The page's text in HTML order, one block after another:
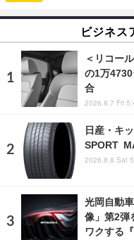
ビジネス
＜リコー
の1万
合
2026.8.7 Fri
日産・キ
SPORT
2026.8.8 Sat
光岡自動
像」第2弾
ワクする